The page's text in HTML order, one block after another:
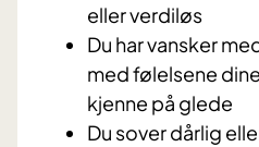
eller verdiløs
Du har vansker
med følelsene
kjenne på glede
Du sover dårlig